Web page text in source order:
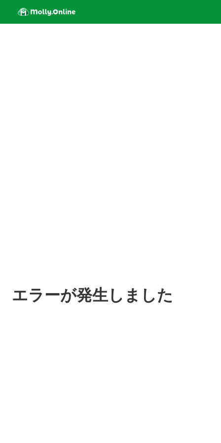
エラーが発生しました